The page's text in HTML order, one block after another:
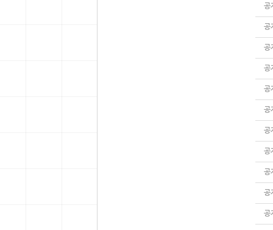
공
공
공
공
공
공
공
공
공
공
공